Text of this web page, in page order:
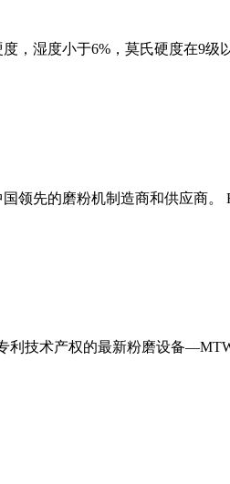
，湿度小于6%，莫氏硬度在9
领先的磨粉机制造商和供应商
技术产权的最新粉磨设备